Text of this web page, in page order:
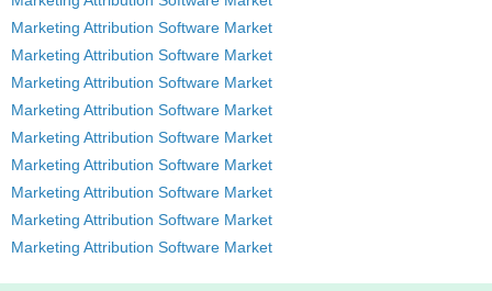
Marketing Attribution Software Market
Marketing Attribution Software Market
Marketing Attribution Software Market
Marketing Attribution Software Market
Marketing Attribution Software Market
Marketing Attribution Software Market
Marketing Attribution Software Market
Marketing Attribution Software Market
Marketing Attribution Software Market